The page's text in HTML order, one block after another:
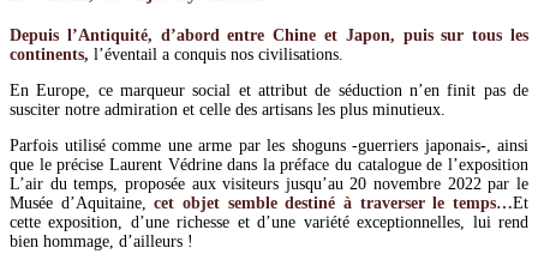
Depuis l’Antiquité, d’abord entre Chine et Japon, puis sur tous les
continents, l’éventail a conquis nos civilisations.
En Europe, ce marqueur social et attribut de séduction n’en finit pas de
susciter notre admiration et celle des artisans les plus minutieux.
Parfois utilisé comme une arme par les shoguns -guerriers japonais-, ainsi
que le précise Laurent Védrine dans la préface du catalogue de l’exposition
L’air du temps, proposée aux visiteurs jusqu’au 20 novembre 2022 par le
Musée d’Aquitaine,cet objet semble destiné à traverser le temps…Et
cette exposition, d’une richesse et d’une variété exceptionnelles, lui rend
bien hommage, d’ailleurs !